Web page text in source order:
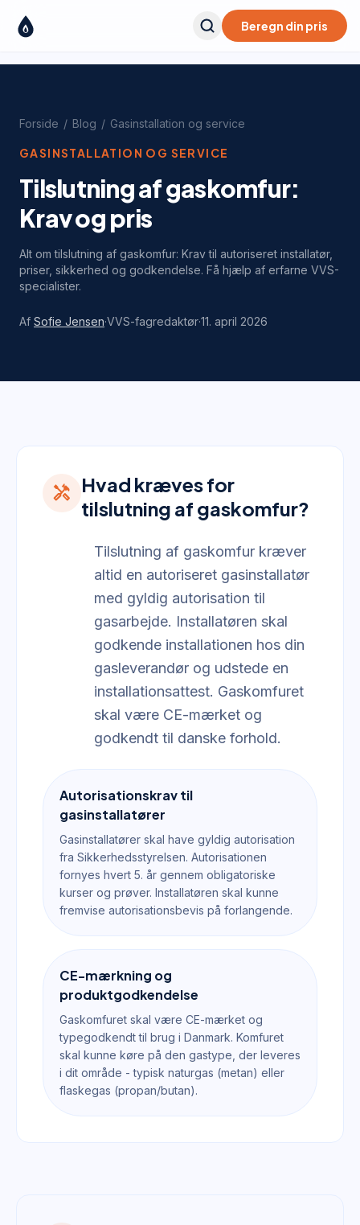
Beregn din pris
Forside / Blog / Gasinstallation og service
GASINSTALLATION OG SERVICE
Tilslutning af gaskomfur:
Krav og pris
Alt om tilslutning af gaskomfur: Krav til autoriseret installatør,
priser, sikkerhed og godkendelse. Få hjælp af erfarne VVS-
specialister.
Af Sofie Jensen·VVS-fagredaktør·11. april 2026
handyman Hvad kræves for
tilslutning af gaskomfur?
Tilslutning af gaskomfur kræver
altid en autoriseret gasinstallatør
med gyldig autorisation til
gasarbejde. Installatøren skal
godkende installationen hos din
gasleverandør og udstede en
installationsattest. Gaskomfuret
skal være CE-mærket og
godkendt til danske forhold.
Autorisationskrav til
gasinstallatører
Gasinstallatører skal have gyldig autorisation
fra Sikkerhedsstyrelsen. Autorisationen
fornyes hvert 5. år gennem obligatoriske
kurser og prøver. Installatøren skal kunne
fremvise autorisationsbevis på forlangende.
CE-mærkning og
produktgodkendelse
Gaskomfuret skal være CE-mærket og
typegodkendt til brug i Danmark. Komfuret
skal kunne køre på den gastype, der leveres
i dit område - typisk naturgas (metan) eller
flaskegas (propan/butan).